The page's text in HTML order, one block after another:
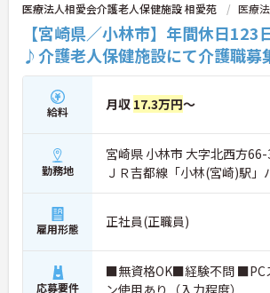
医療法人相愛会介護老人保健施設 相愛苑 医療
【宮崎県／小林市】年間休日
♪介護老人保健施設にて介護職募
給料 月収 17.3万円～
勤務地
宮崎県 小林市 大字北西方66-
ＪＲ吉都線「小林(宮崎)駅」
雇用形態 正社員(正職員)
応募要件
■無資格OK■経験不問 ■PC